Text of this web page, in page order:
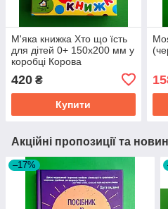
М'яка книжка Хто що їсть
для дітей 0+ 150х200 мм у
коробці Корова
420 ₴
Купити
Акційні пропозиції та
–17%